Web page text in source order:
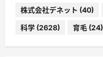
株式会社デネット (40)
科学 (2628) 育毛 (24)